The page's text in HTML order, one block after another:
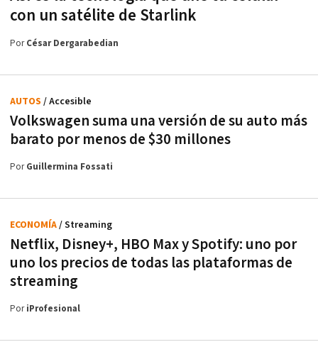
con un satélite de Starlink
PorCésar Dergarabedian
Volkswagen suma una versión de su auto más
barato por menos de $30 millones
AUTOS / Accesible
PorGuillermina Fossati
Netflix, Disney+, HBO Max y Spotify: uno por
uno los precios de todas las plataformas de
streaming
ECONOMÍA/ Streaming
PoriProfesional